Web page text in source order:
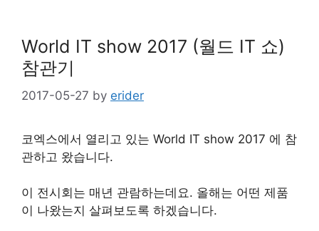
World IT show 2017 (월드 IT 쇼)
참관기
2017-05-27 by erider
코엑스에서 열리고 있는 World IT show 2017 에 참
관하고 왔습니다.
이 전시회는 매년 관람하는데요. 올해는 어떤 제품
이 나왔는지 살펴보도록 하겠습니다.